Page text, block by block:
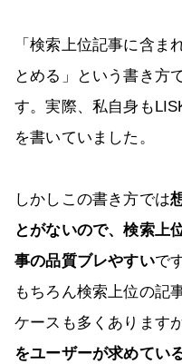
「検索上位記事に含ま
とめる」という書き方
す。実際、私自身も
を書いていました。
しかしこの書き方では
とがないので、検索上
事の品質ブレやすいで
もちろん検索上位の記
ケースも多くあります
をユーザーが求めてい